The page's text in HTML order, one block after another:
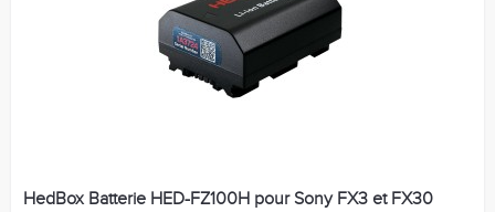
HedBox Batterie HED-FZ100H pour Sony FX3 et FX30